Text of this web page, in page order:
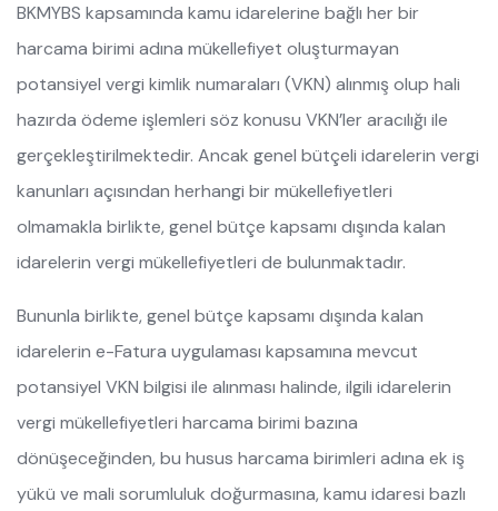
BKMYBS kapsamında kamu idarelerine bağlı her bir
harcama birimi adına mükellefiyet oluşturmayan
potansiyel vergi kimlik numaraları (VKN) alınmış olup hali
hazırda ödeme işlemleri söz konusu VKN’ler aracılığı ile
gerçekleştirilmektedir. Ancak genel bütçeli idarelerin vergi
kanunları açısından herhangi bir mükellefiyetleri
olmamakla birlikte, genel bütçe kapsamı dışında kalan
idarelerin vergi mükellefiyetleri de bulunmaktadır.
Bununla birlikte, genel bütçe kapsamı dışında kalan
idarelerin e-Fatura uygulaması kapsamına mevcut
potansiyel VKN bilgisi ile alınması halinde, ilgili idarelerin
vergi mükellefiyetleri harcama birimi bazına
dönüşeceğinden, bu husus harcama birimleri adına ek iş
yükü ve mali sorumluluk doğurmasına, kamu idaresi bazlı